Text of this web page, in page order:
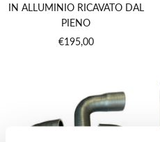
IN ALLUMINIO RICAVATO DAL
PIENO
Prezzo
€195,00